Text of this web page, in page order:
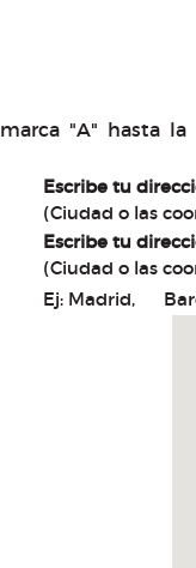
"A" hasta
Escribe tu
(Ciudad o las
Escribe tu
(Ciudad o las
Ej: Madrid,